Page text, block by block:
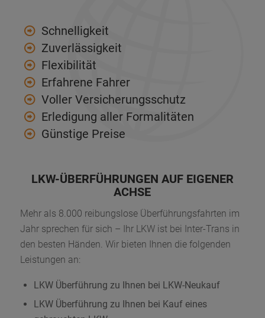
Schnelligkeit
Zuverlässigkeit
Flexibilität
Erfahrene Fahrer
Voller Versicherungsschutz
Erledigung aller Formalitäten
Günstige Preise
LKW-ÜBERFÜHRUNGEN AUF EIGENER
ACHSE
Mehr als 8.000 reibungslose Überführungsfahrten im
Jahr sprechen für sich – Ihr LKW ist bei Inter-Trans in
den besten Händen. Wir bieten Ihnen die folgenden
Leistungen an:
LKW Überführung zu Ihnen bei LKW-Neukauf
LKW Überführung zu Ihnen bei Kauf eines